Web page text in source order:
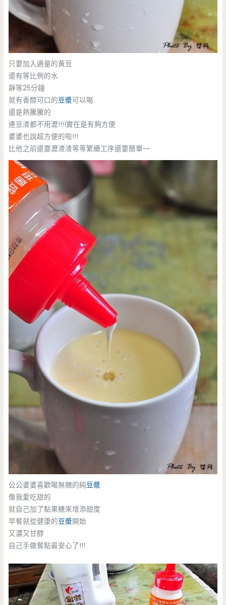
只要加入適量的黃豆
還有等比例的水
靜等25分鐘
就有香醇可口的豆漿可以喝
還是熱騰騰的
連豆渣都不用瀝!!!!實在是有夠方便
婆婆也說超方便的啦!!!
比他之前還要瀝渣渣等等繁續工序還要簡單~~
公公婆婆喜歡喝無糖的純豆漿
像我愛吃甜的
就自己加了點果糖來增添甜度
早餐就從健康的豆漿開始
又濃又甘醇
自己手做餐點最安心了!!!